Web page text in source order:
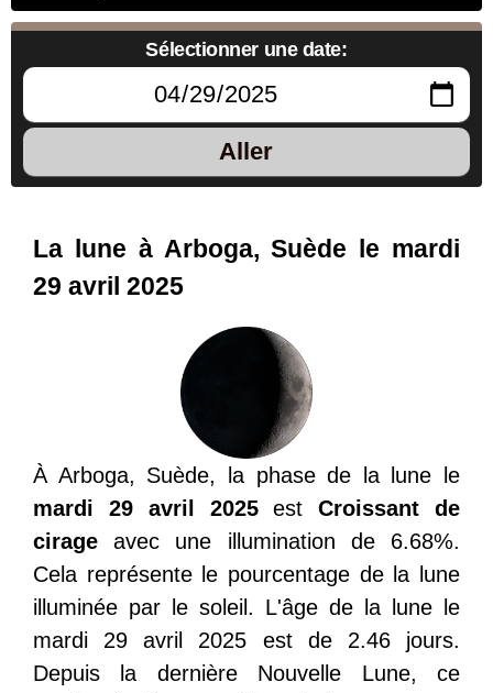
Sélectionner une date:
Aller
La lune à Arboga, Suède le mardi
29 avril 2025
À Arboga, Suède, la phase de la lune le
mardi 29 avril 2025estCroissant de
cirage avec une illumination de 6.68%.
Cela représente le pourcentage de la lune
illuminée par le soleil. L'âge de la lune le
mardi 29 avril 2025 est de 2.46 jours.
Depuis la dernière Nouvelle Lune, ce